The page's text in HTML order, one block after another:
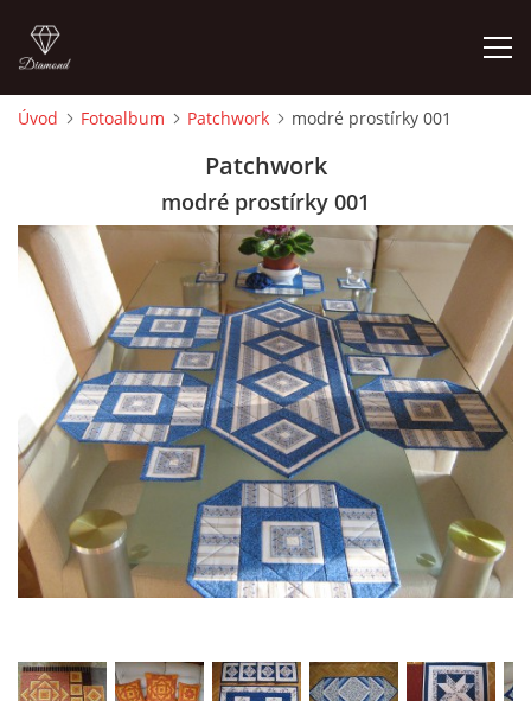
CEDULKY
MOJE POSLEDNÍ PRÁCE
jk-laguna@seznam.cz
Úvod Fotoalbum Patchwork modré prostírky 001
Patchwork
modré prostírky 001